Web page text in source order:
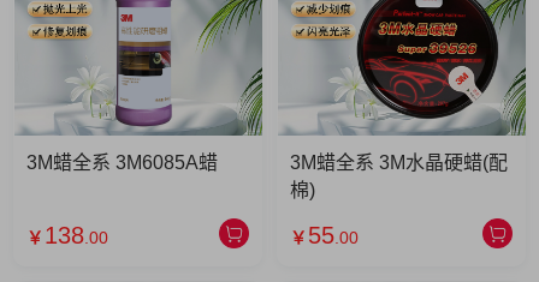
3M蜡全系 3M6085A蜡
￥ 138 .00
3M蜡全系 3M水晶硬蜡(配
棉)
￥ 55 .00